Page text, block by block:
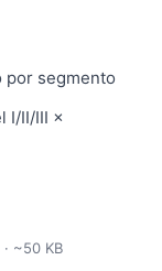
por segmento
I/II/III ×
~50 KB